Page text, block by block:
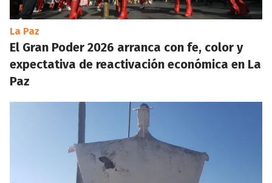
La Paz
El Gran Poder 2026 arranca con fe, color y
expectativa de reactivación económica en La
Paz